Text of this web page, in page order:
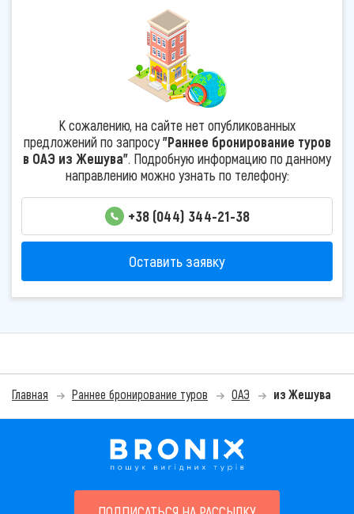
К сожалению, на сайте нет опубликованных
предложений по запросу"Раннее бронирование туров
в ОАЭ из Жешува". Подробную информацию по данному
направлению можно узнать по телефону:
+38 (044) 344-21-38
Оставить заявку
Главная Раннее бронирование туров ОАЭ из Жешува